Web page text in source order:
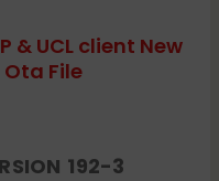
& UCL client New
File
192-3